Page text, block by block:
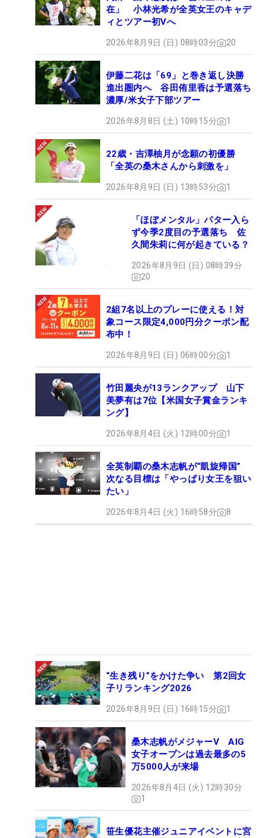
在」 小林光希が全英女王のキャデ
ィとツアー初Vへ
2026年8月9日 (日) 08時03分 20
伊藤二花は「69」と巻き返し決勝
進出圏内へ 谷田侑里香は予選落ち
濃厚/米女子下部ツアー
2026年8月8日 (土) 10時15分 1
22歳・吉澤柚月が念願の初優勝
「全英の桑木さんから刺激を」
2026年8月9日 (日) 13時53分 1
「ほぼメンタル」パター入ら
ず今季2度目の予選落ち 佐
久間朱莉に何が起きている？
2026年8月9日 (日) 08時39分
20
2組7名以上のプレーに使える！対
象コース限定4,000円分クーポン配
布中！
2026年8月9日 (日) 06時00分 1
竹田麗央が13ランクアップ 山下
美夢有は7位【米国女子賞金ランキ
ング】
2026年8月4日 (火) 12時00分 1
全英制覇の桑木志帆が“凱旋帰国”
次なる目標は「やっぱり女王を狙い
たい」
2026年8月4日 (火) 16時58分 8
“生き残り”をかけた争い 第2回女
子リランキング2026
2026年8月9日 (日) 16時15分 1
桑木志帆がメジャーV AIG
女子オープンは過去最多の5
万5000人が来場
2026年8月4日 (火) 12時30分
1
笹生優花主催ジュニアイベントに宮